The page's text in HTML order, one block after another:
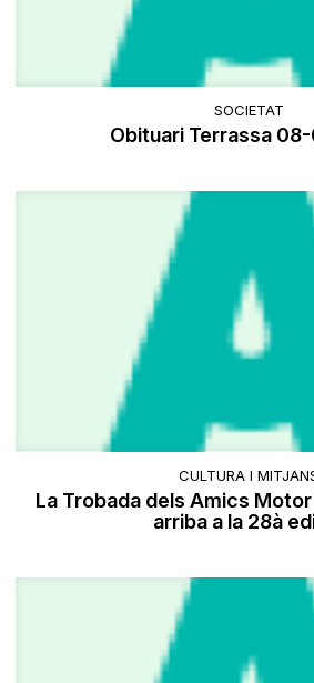
SOCIETAT
Obituari Terrassa
CULTURA I
La Trobada dels Amics
arriba a la 28à